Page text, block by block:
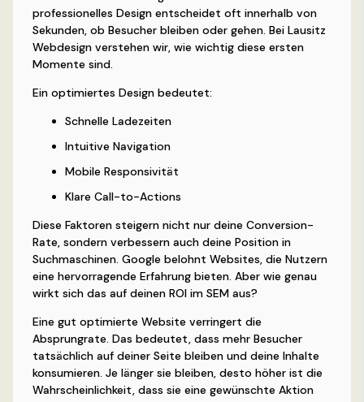
professionelles Design entscheidet oft innerhalb von
Sekunden, ob Besucher bleiben oder gehen. Bei Lausitz
Webdesign verstehen wir, wie wichtig diese ersten
Momente sind.
Ein optimiertes Design bedeutet:
Schnelle Ladezeiten
Intuitive Navigation
Mobile Responsivität
Klare Call-to-Actions
Diese Faktoren steigern nicht nur deine Conversion-
Rate, sondern verbessern auch deine Position in
Suchmaschinen. Google belohnt Websites, die Nutzern
eine hervorragende Erfahrung bieten. Aber wie genau
wirkt sich das auf deinen ROI im SEM aus?
Eine gut optimierte Website verringert die
Absprungrate. Das bedeutet, dass mehr Besucher
tatsächlich auf deiner Seite bleiben und deine Inhalte
konsumieren. Je länger sie bleiben, desto höher ist die
Wahrscheinlichkeit, dass sie eine gewünschte Aktion